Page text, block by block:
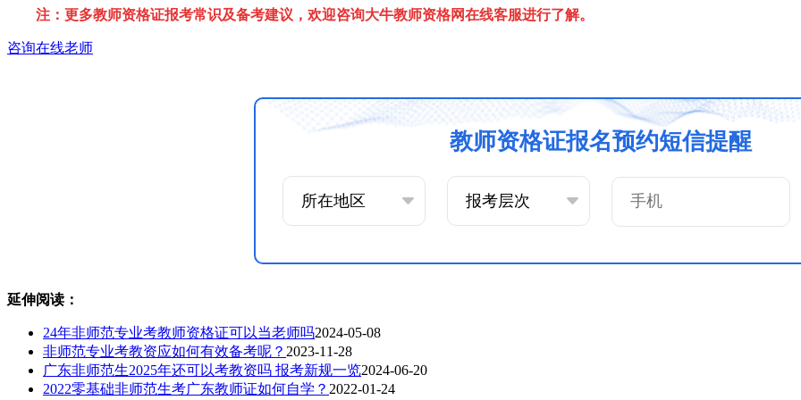
注：更多教师资格证报考常识及备考建议，欢迎咨询大牛教师资格网在线客服进行了解。
咨询在线老师
教师资格证报名预约短信提醒
延伸阅读：
24年非师范专业考教师资格证可以当老师吗2024-05-08
非师范专业考教资应如何有效备考呢？ 2023-11-28
广东非师范生2025年还可以考教资吗 报考新规一览2024-06-20
2022零基础非师范生考广东教师证如何自学？ 2022-01-24